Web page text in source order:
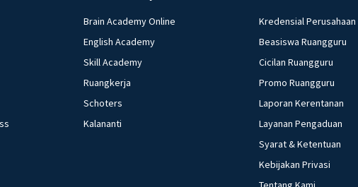
Brain Academy Online
English Academy
Skill Academy
Ruangkerja
Schoters
Kalananti
Kredensial Perusahaan
Beasiswa Ruangguru
Cicilan Ruangguru
Promo Ruangguru
Laporan Kerentanan
Layanan Pengaduan
Syarat & Ketentuan
Kebijakan Privasi